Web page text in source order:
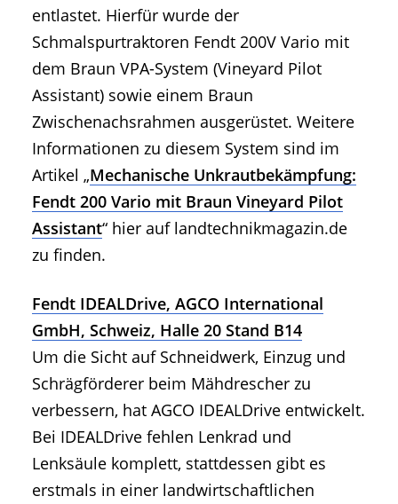
entlastet. Hierfür wurde der
Schmalspurtraktoren Fendt 200V Vario mit
dem Braun VPA-System (Vineyard Pilot
Assistant) sowie einem Braun
Zwischenachsrahmen ausgerüstet. Weitere
Informationen zu diesem System sind im
Artikel „Mechanische Unkrautbekämpfung:
Fendt 200 Vario mit Braun Vineyard Pilot
Assistant“ hier auf landtechnikmagazin.de
zu finden.
Fendt IDEALDrive, AGCO International
GmbH, Schweiz, Halle 20 Stand B14
Um die Sicht auf Schneidwerk, Einzug und
Schrägförderer beim Mähdrescher zu
verbessern, hat AGCO IDEALDrive entwickelt.
Bei IDEALDrive fehlen Lenkrad und
Lenksäule komplett, stattdessen gibt es
erstmals in einer landwirtschaftlichen